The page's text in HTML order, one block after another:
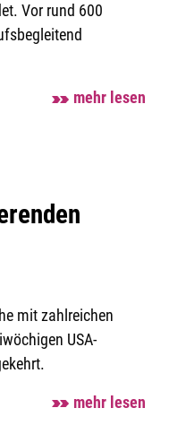
Vor rund 600
mehr lesen
mit zahlreichen
USA-
mehr lesen